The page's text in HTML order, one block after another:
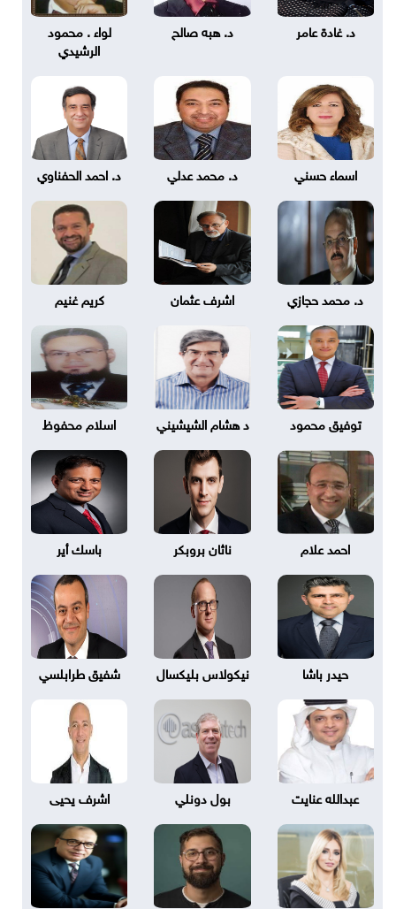
د. غادة عامر د. هبه صالح
لواء . محمود
الرشيدي
اسماء حسني د. محمد عدلي د. احمد الحفناوي
د. محمد حجازي اشرف عثمان كريم غنيم
توفيق محمود د هشام الشيشيني اسلام محفوظ
احمد علام ناثان بروبكر باسك أير
حيدر باشا نيكولاس بليكسال شفيق طرابلسي
عبدالله عنايت بول دونلي اشرف يحيى